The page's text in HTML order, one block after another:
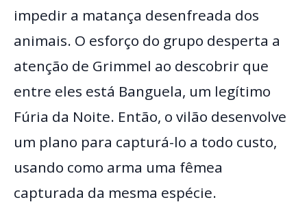
impedir a matança desenfreada dos
animais. O esforço do grupo desperta a
atenção de Grimmel ao descobrir que
entre eles está Banguela, um legítimo
Fúria da Noite. Então, o vilão desenvolve
um plano para capturá-lo a todo custo,
usando como arma uma fêmea
capturada da mesma espécie.